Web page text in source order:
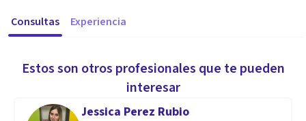
Consultas Experiencia
Estos son otros profesionales que te pueden
interesar
Jessica Perez Rubio